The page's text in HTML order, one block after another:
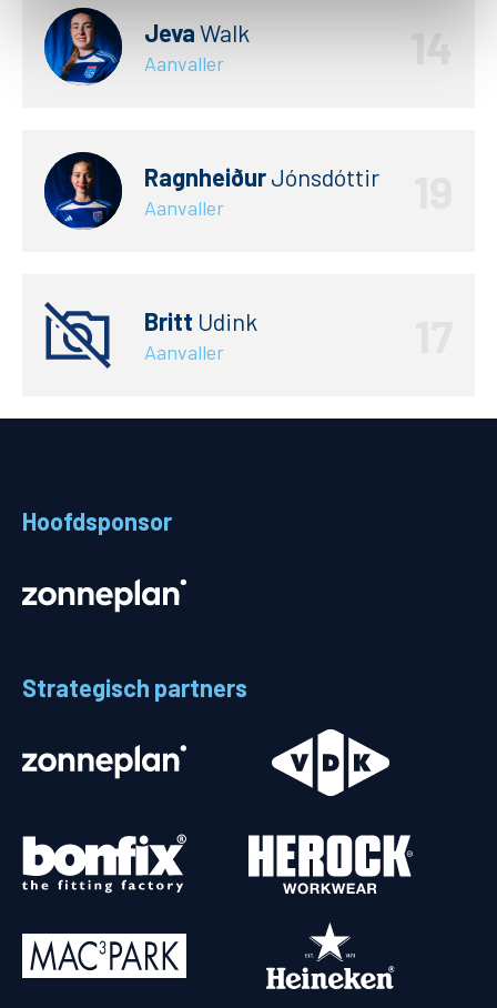
14
JevaWalk
Aanvaller
RagnheiðurJónsdóttir
Aanvaller
Britt Udink
Aanvaller
Hoofdsponsor
Strategisch partners